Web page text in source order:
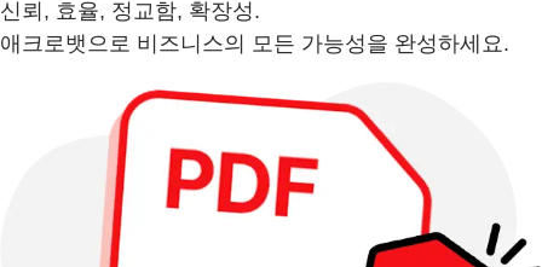
신뢰, 효율, 정교함, 확장성.
애크로뱃으로 비즈니스의 모든 가능성을 완성하세요.